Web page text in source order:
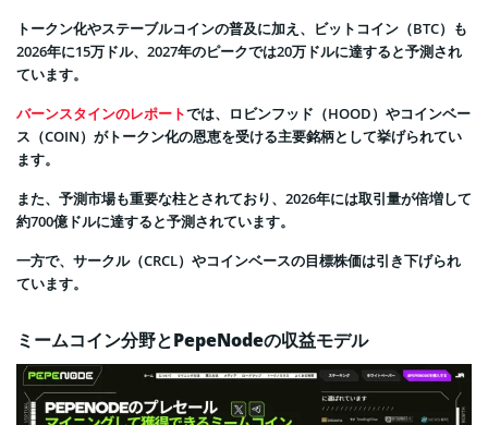
トークン化やステーブルコインの普及に加え、ビットコイン（BTC）も
2026年に15万ドル、2027年のピークでは20万ドルに達すると予測され
ています。
バーンスタインのレポートでは、ロビンフッド（HOOD）やコインベー
ス（COIN）がトークン化の恩恵を受ける主要銘柄として挙げられてい
ます。
また、予測市場も重要な柱とされており、2026年には取引量が倍増して
約700億ドルに達すると予測されています。
一方で、サークル（CRCL）やコインベースの目標株価は引き下げられ
ています。
ミームコイン分野とPepeNodeの収益モデル